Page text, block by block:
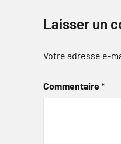
Laisser un
Votre adresse e-
Commentaire*